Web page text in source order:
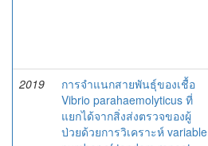
2019
การจำแนกสายพันธุ์ของเชื้อ
Vibrio parahaemolyticus ที่
แยกได้จากสิ่งส่งตรวจของผู้
ป่วยด้วยการวิเคราะห์ variable